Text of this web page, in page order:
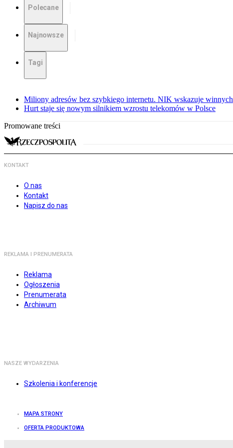
Polecane
Najnowsze
Tagi
Miliony adresów bez szybkiego internetu. NIK wskazuje winnych
Hurt staje się nowym silnikiem wzrostu telekomów w Polsce
Promowane treści
KONTAKT
O nas
Kontakt
Napisz do nas
REKLAMA I PRENUMERATA
Reklama
Ogłoszenia
Prenumerata
Archiwum
NASZE WYDARZENIA
Szkolenia i konferencje
MAPA STRONY
OFERTA PRODUKTOWA